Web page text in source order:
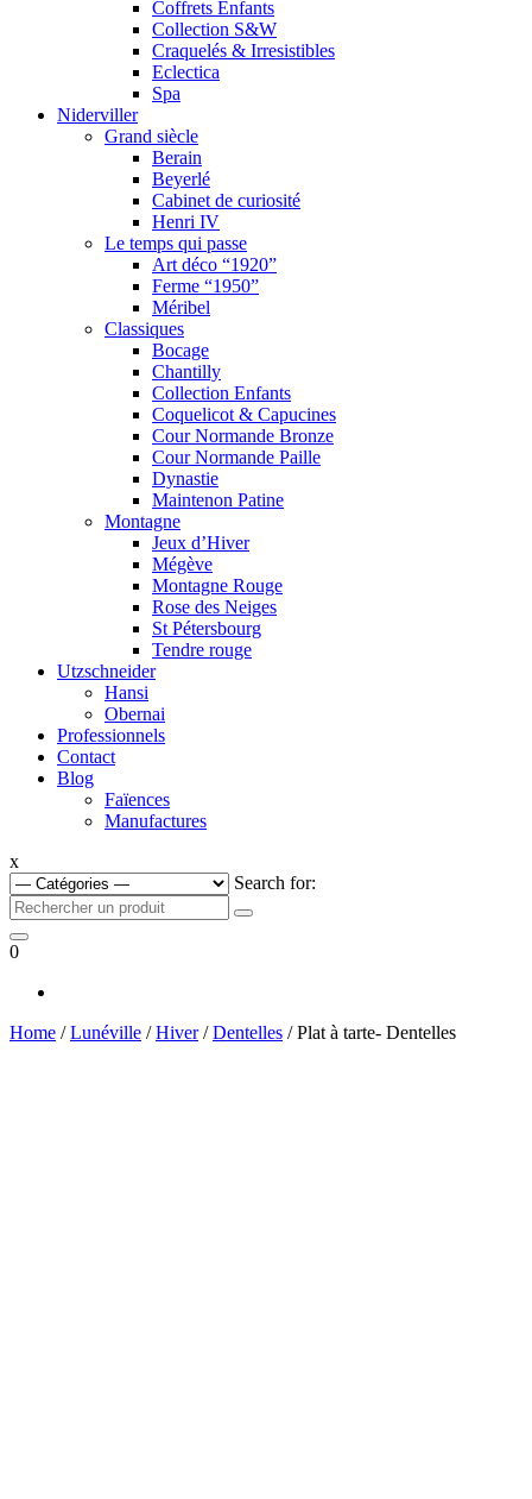
Coffrets Enfants
Collection S&W
Craquelés & Irresistibles
Eclectica
Spa
Niderviller
Grand siècle
Berain
Beyerlé
Cabinet de curiosité
Henri IV
Le temps qui passe
Art déco “1920”
Ferme “1950”
Méribel
Classiques
Bocage
Chantilly
Collection Enfants
Coquelicot & Capucines
Cour Normande Bronze
Cour Normande Paille
Dynastie
Maintenon Patine
Montagne
Jeux d’Hiver
Mégève
Montagne Rouge
Rose des Neiges
St Pétersbourg
Tendre rouge
Utzschneider
Hansi
Obernai
Professionnels
Contact
Blog
Faïences
Manufactures
x
Search for:
0
Home /Lunéville /Hiver/Dentelles / Plat à tarte- Dentelles